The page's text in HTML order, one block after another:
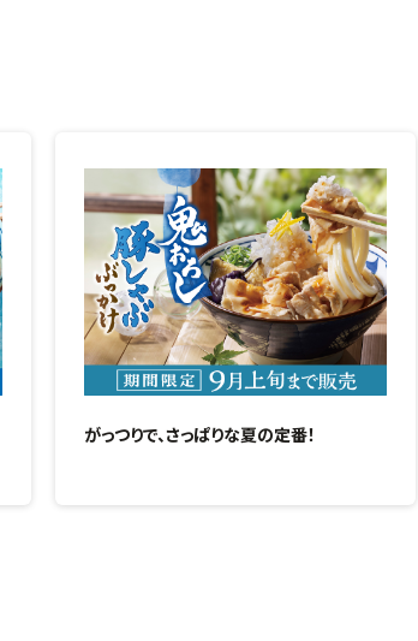
がっつりで、さっぱりな夏の定番！